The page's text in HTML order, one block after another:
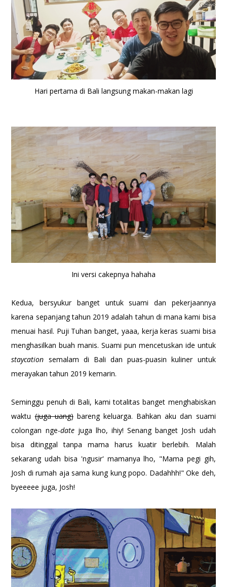
Hari pertama di Bali langsung makan-makan lagi
Ini versi cakepnya hahaha
Kedua, bersyukur banget untuk suami dan pekerjaannya
karena sepanjang tahun 2019 adalah tahun di mana kami bisa
menuai hasil. Puji Tuhan banget, yaaa, kerja keras suami bisa
menghasilkan buah manis. Suami pun mencetuskan ide untuk
staycation semalam di Bali dan puas-puasin kuliner untuk
merayakan tahun 2019 kemarin.
Seminggu penuh di Bali, kami totalitas banget menghabiskan
waktu(juga uang)bareng keluarga. Bahkan aku dan suami
colongan nge-datejuga lho, ihiy! Senang banget Josh udah
bisa ditinggal tanpa mama harus kuatir berlebih. Malah
sekarang udah bisa 'ngusir' mamanya lho, "Mama pegi gih,
Josh di rumah aja sama kung kung popo. Dadahhh!" Oke deh,
byeeeee juga, Josh!